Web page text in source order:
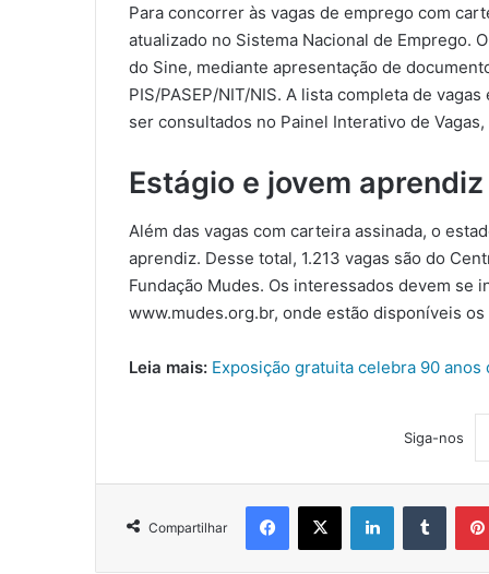
Para concorrer às vagas de emprego com
atualizado no Sistema Nacional de Emprego.
do Sine, mediante apresentação de
PIS/PASEP/NIT/NIS. A lista completa de
ser consultados no Painel Interativo de
Estágio e jovem aprendiz
Além das vagas com carteira assinada, o
aprendiz. Desse total, 1.213 vagas são do
Fundação Mudes. Os interessados devem
www.mudes.org.br, onde estão disponíveis
Leia mais: Exposição gratuita celebra 90 anos
Siga-nos
Compartilhar